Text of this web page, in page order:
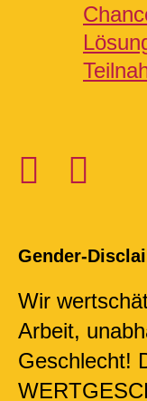
Gender-
Wir
Arbeit,
Geschlecht!